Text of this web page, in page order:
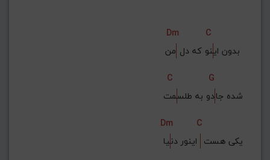
Dm
C
بدون اینو که دل
C
G
شده جادو به طلسمت
Dm
C
یکی هست اینور دنیا